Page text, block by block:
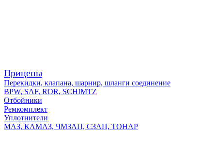
Прицепы
Перекидки, клапана, шарнир, шланги соединение
BPW, SAF, ROR, SCHIMTZ
Отбойники
Ремкомплект
Уплотнители
МАЗ, КАМАЗ, ЧМЗАП, СЗАП, ТОНАР